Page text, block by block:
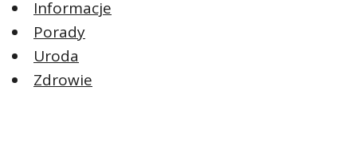
Informacje
Porady
Uroda
Zdrowie